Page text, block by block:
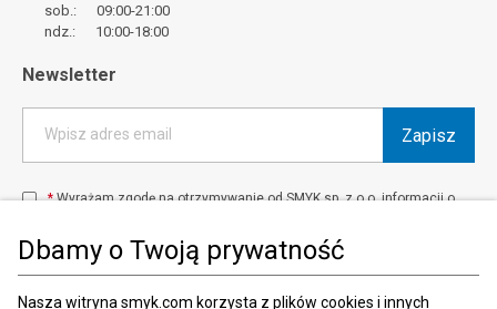
Dbamy o Twoją prywatność
Nasza witryna smyk.com korzysta z plików cookies i innych
sob.: 09:00-21:00
ndz.: 10:00-18:00
Newsletter
Wpisz adres email Zapisz
*Wyrażam zgodę na otrzymywanie od SMYK sp. z o.o. informacji o
elektronicznej (e-mail).
W każdej chwili możesz z łatwością cofnąć wyrażone zgody.